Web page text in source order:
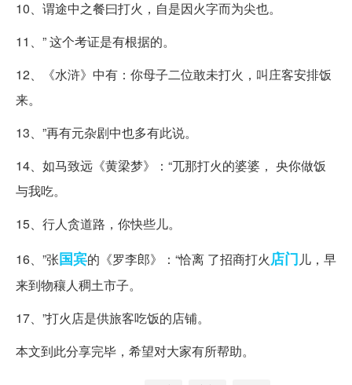
10、谓途中之餐曰打火，自是因火字而为尖也。
11、” 这个考证是有根据的。
12、《水浒》中有：你母子二位敢未打火，叫庄客安排饭
来。
13、”再有元杂剧中也多有此说。
14、如马致远《黄梁梦》：“兀那打火的婆婆， 央你做饭
与我吃。
15、行人贪道路，你快些儿。
16、”张国宾的《罗李郎》：“恰离 了招商打火店门儿，早
来到物穰人稠土市子。
17、”打火店是供旅客吃饭的店铺。
本文到此分享完毕，希望对大家有所帮助。